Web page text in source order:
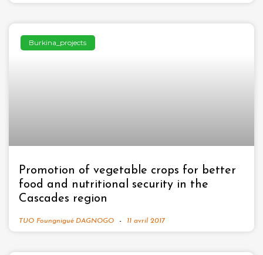
Burkina_projects
Promotion of vegetable crops for better
food and nutritional security in the
Cascades region
TUO Foungnigué DAGNOGO 11 avril 2017